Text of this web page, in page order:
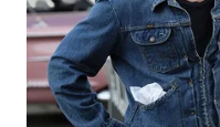
WN
NATUNA
WN